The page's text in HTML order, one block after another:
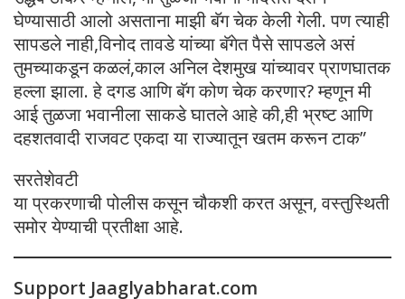
घेण्यासाठी आलो असताना माझी बॅग चेक केली गेली. पण त्याही
सापडले नाही,विनोद तावडे यांच्या बॅगेत पैसे सापडले असं
तुमच्याकडून कळलं,काल अनिल देशमुख यांच्यावर प्राणघातक
हल्ला झाला. हे दगड आणि बॅग कोण चेक करणार? म्हणून मी
आई तुळजा भवानीला साकडे घातले आहे की,ही भ्रष्ट आणि
दहशतवादी राजवट एकदा या राज्यातून खतम करून टाक”
सरतेशेवटी
या प्रकरणाची पोलीस कसून चौकशी करत असून, वस्तुस्थिती
समोर येण्याची प्रतीक्षा आहे.
Support Jaaglyabharat.com